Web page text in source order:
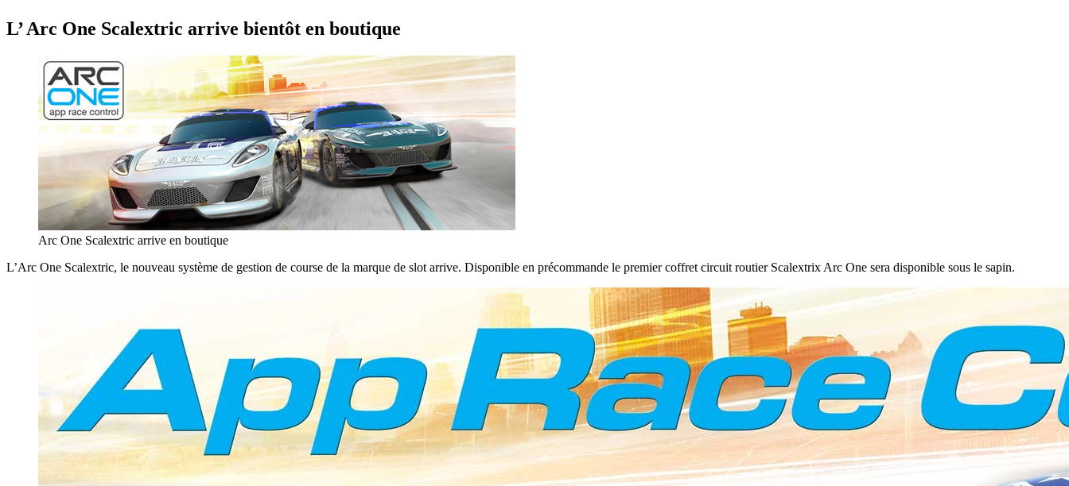
L’ Arc One Scalextric arrive bientôt en boutique
Arc One Scalextric arrive en boutique
L’Arc One Scalextric, le nouveau système de gestion de course de la marque de slot arrive. Disponible en précommande le premier coffret circuit routier Scalextrix Arc One sera disponible sous le sapin.